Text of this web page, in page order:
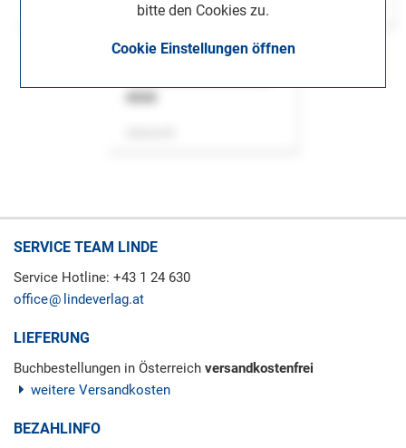
bitte den Cookies zu.
Cookie Einstellungen öffnen
SERVICE TEAM LINDE
Service Hotline: +43 1 24 630
office
lindeverlag.at
LIEFERUNG
Buchbestellungen in Österreich versandkostenfrei
weitere Versandkosten
BEZAHLINFO